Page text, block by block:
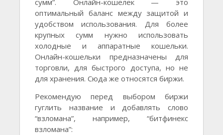
оптимальный баланс между защитой и
удобством использования. Для более
крупных сумм нужно использовать
холодные и аппаратные кошельки.
Онлайн-кошельки предназначены для
торговли, для быстрого доступа, но не
для хранения. Сюда же относятся биржи.
Рекомендую перед выбором биржи
гуглить название и добавлять слово
“взломана”, например, “битфинекс
взломана”: